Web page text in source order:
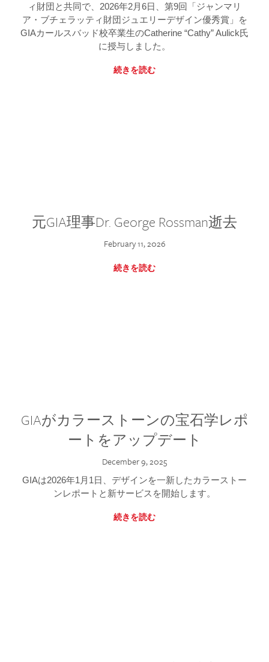
ィ財団と共同で、2026年2月6日、第9回「ジャンマリ
ア・ブチェラッティ財団ジュエリーデザイン優秀賞」を
GIAカールスバッド校卒業生のCatherine “Cathy” Aulick氏
に授与しました。
続きを読む
元GIA理事Dr. George Rossman逝去
February 11, 2026
続きを読む
GIAがカラーストーンの宝石学レポ
ートをアップデート
December 9, 2025
GIAは2026年1月1日、デザインを一新したカラーストー
ンレポートと新サービスを開始します。
続きを読む